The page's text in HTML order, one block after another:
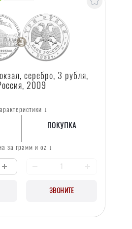
серебро, 3 рубля,
2009
↓
ПОКУПКА
за грамм и oz ↓
ЗВОНИТЕ